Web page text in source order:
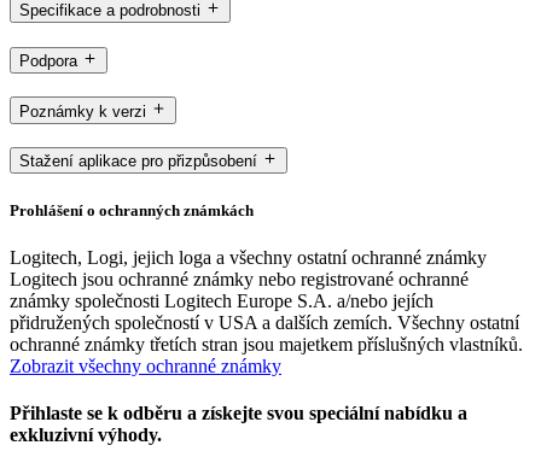
Specifikace a podrobnosti
Podpora
Poznámky k verzi
Stažení aplikace pro přizpůsobení
Prohlášení o ochranných známkách
Logitech, Logi, jejich loga a všechny ostatní ochranné známky
Logitech jsou ochranné známky nebo registrované ochranné
známky společnosti Logitech Europe S.A. a/nebo jejích
přidružených společností v USA a dalších zemích. Všechny ostatní
ochranné známky třetích stran jsou majetkem příslušných vlastníků.
Zobrazit všechny ochranné známky
Přihlaste se k odběru a získejte svou speciální nabídku a
exkluzivní výhody.